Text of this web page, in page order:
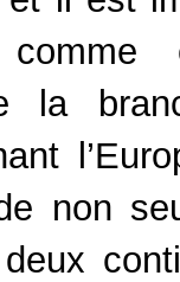
la
non